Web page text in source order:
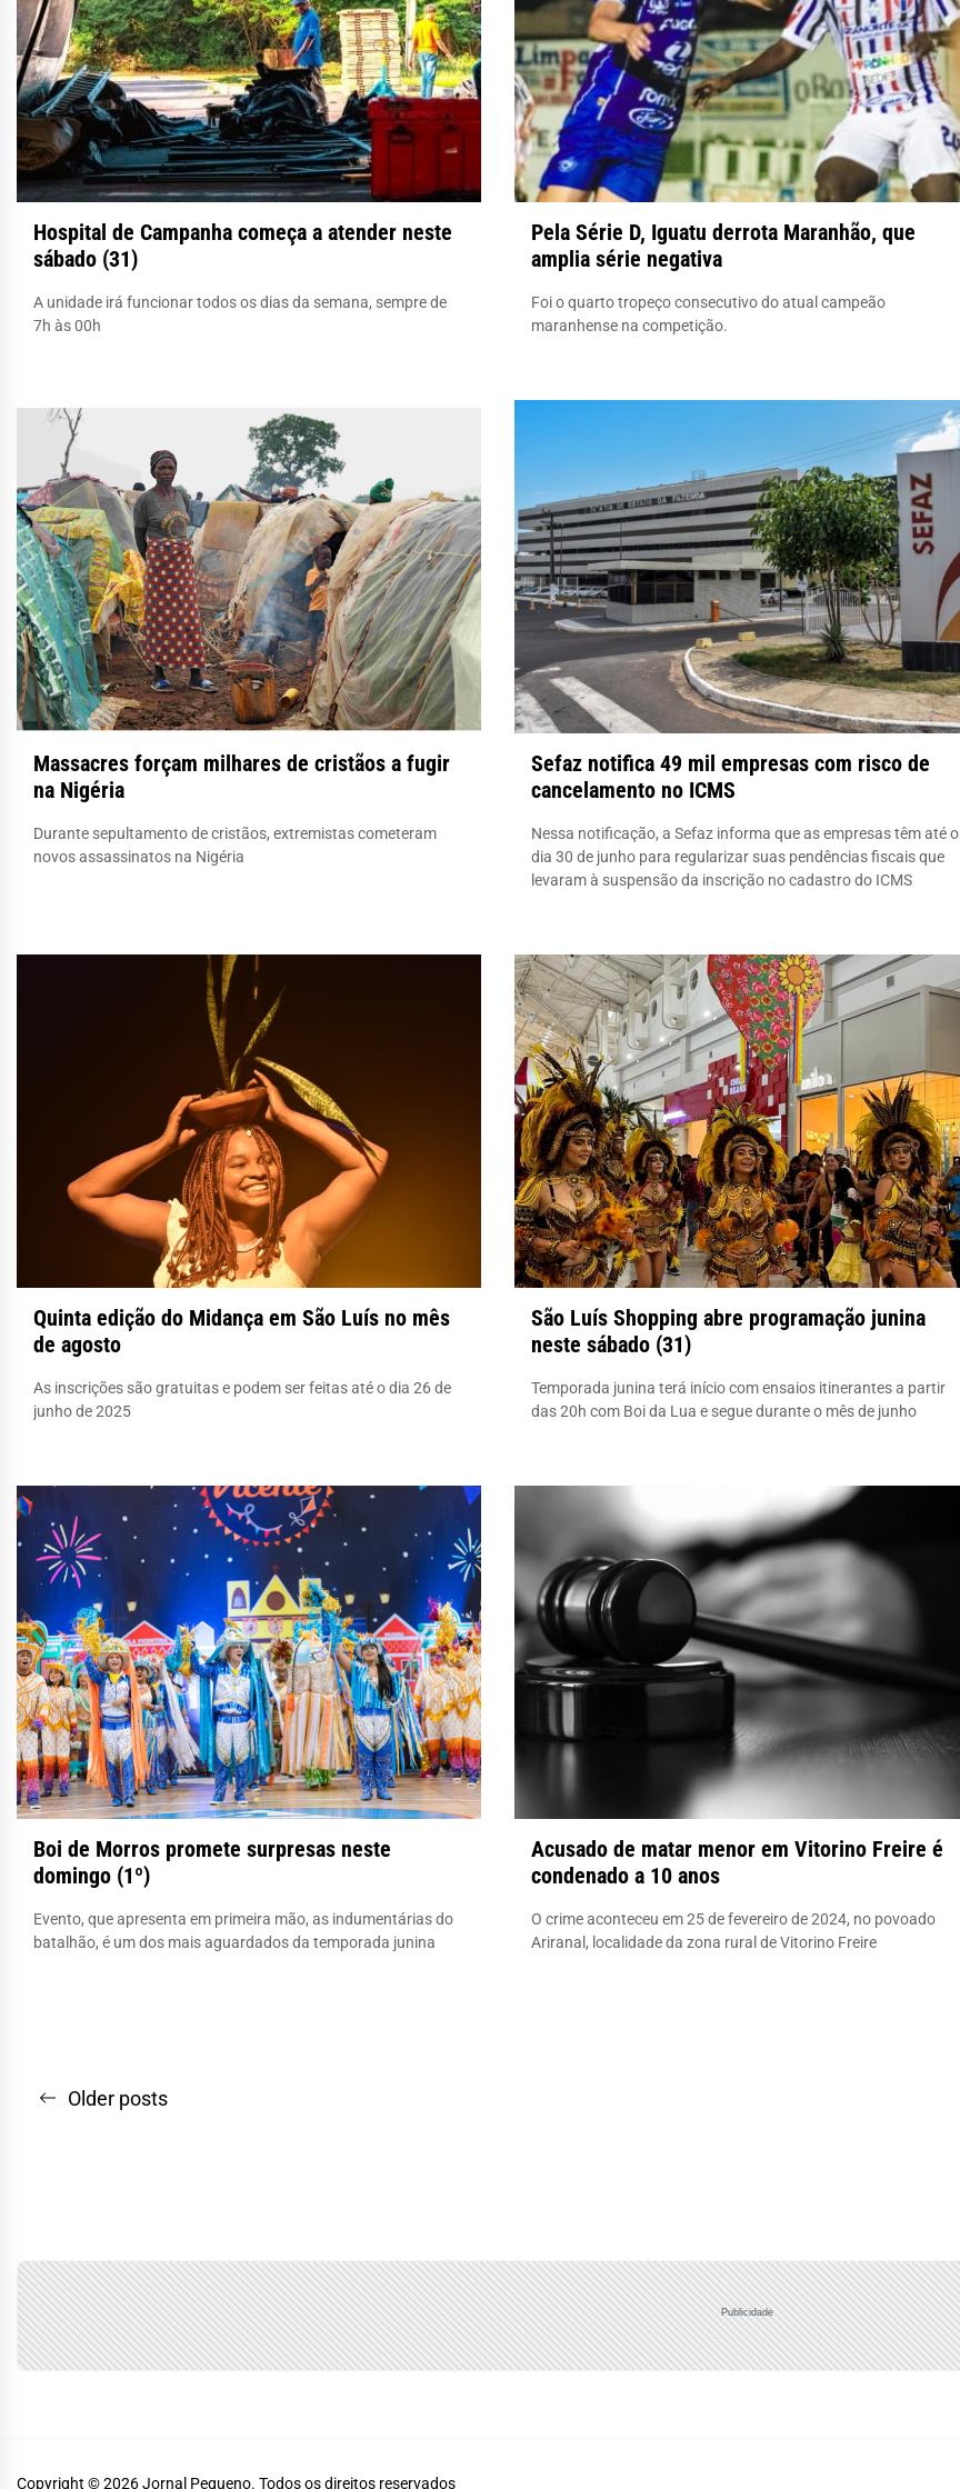
Hospital de Campanha começa a atender neste
sábado (31)
A unidade irá funcionar todos os dias da semana, sempre de
7h às 00h
Pela Série D, Iguatu derrota Maranhão, que
amplia série negativa
Foi o quarto tropeço consecutivo do atual campeão
maranhense na competição.
Massacres forçam milhares de cristãos a fugir
na Nigéria
Durante sepultamento de cristãos, extremistas cometeram
novos assassinatos na Nigéria
Sefaz notifica 49 mil empresas com risco de
cancelamento no ICMS
Nessa notificação, a Sefaz informa que as empresas têm até o
dia 30 de junho para regularizar suas pendências fiscais que
levaram à suspensão da inscrição no cadastro do ICMS
Quinta edição do Midança em São Luís no mês
de agosto
As inscrições são gratuitas e podem ser feitas até o dia 26 de
junho de 2025
São Luís Shopping abre programação junina
neste sábado (31)
Temporada junina terá início com ensaios itinerantes a partir
das 20h com Boi da Lua e segue durante o mês de junho
Boi de Morros promete surpresas neste
domingo (1º)
Evento, que apresenta em primeira mão, as indumentárias do
batalhão, é um dos mais aguardados da temporada junina
Acusado de matar menor em Vitorino Freire é
condenado a 10 anos
O crime aconteceu em 25 de fevereiro de 2024, no povoado
Ariranal, localidade da zona rural de Vitorino Freire
Navegação
Older posts
Publicidade
Copyright © 2026Jornal Pequeno. Todos os direitos reservados